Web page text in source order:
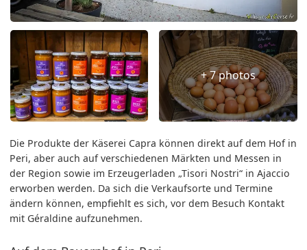
+ 7 photos
Die Produkte der Käserei Capra können direkt auf dem Hof in
Peri, aber auch auf verschiedenen Märkten und Messen in
der Region sowie im Erzeugerladen „Tisori Nostri“ in Ajaccio
erworben werden. Da sich die Verkaufsorte und Termine
ändern können, empfiehlt es sich, vor dem Besuch Kontakt
mit Géraldine aufzunehmen.